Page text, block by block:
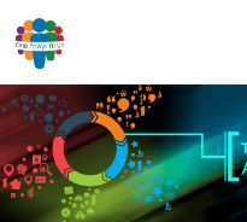
Neidio
cynnwys